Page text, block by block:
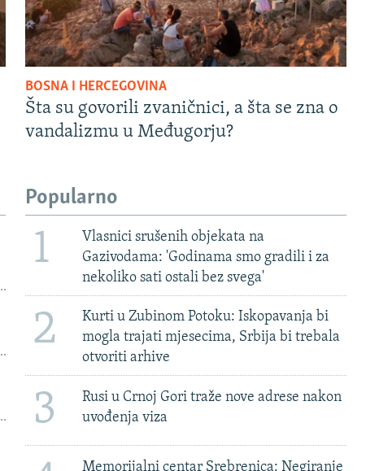
BOSNA I HERCEGOVINA
Šta su govorili zvaničnici, a šta se zna o
vandalizmu u Međugorju?
Popularno
1
Vlasnici srušenih objekata na
Gazivodama: 'Godinama smo gradili i za
nekoliko sati ostali bez svega'
2
Kurti u Zubinom Potoku: Iskopavanja bi
mogla trajati mjesecima, Srbija bi trebala
otvoriti arhive
3
Rusi u Crnoj Gori traže nove adrese nakon
uvođenja viza
Memorijalni centar Srebrenica: Negiranje